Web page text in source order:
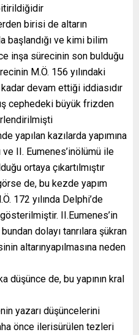
birisi de altarın
başlandığı ve kimi bilim
inşa sürecinin son bulduğu
M.Ö. 156 yılındaki
devam ettiği iddiasıdır
cephedeki büyük frizden
yapılan kazılarda yapımına
ve II. Eumenes’inölümü ile
ortaya çıkartılmıştır
de, bu kezde yapım
172 yılında Delphi’de
II.Eumenes’in
dolayı tanrılara şükran
altarınyapılmasına neden
düşünce de, bu yapının kral
yazarı düşüncelerini
önce ilerisürülen tezleri